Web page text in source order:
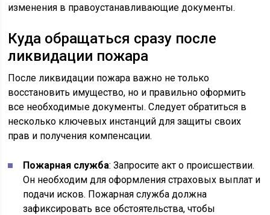
изменения в правоустанавливающие документы.
Куда обращаться сразу после
ликвидации пожара
После ликвидации пожара важно не только
восстановить имущество, но и правильно оформить
все необходимые документы. Следует обратиться в
несколько ключевых инстанций для защиты своих
прав и получения компенсации.
Пожарная служба: Запросите акт о происшествии.
Он необходим для оформления страховых выплат и
подачи исков. Пожарная служба должна
зафиксировать все обстоятельства, чтобы